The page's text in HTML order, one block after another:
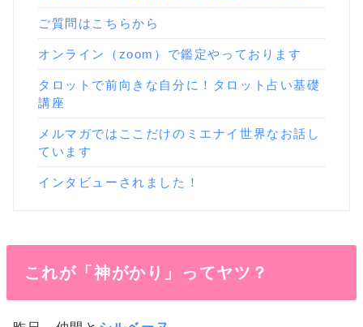
ご質問はこちらから
オンライン（zoom）で鑑定やっております
タロットで前向きな自分に！タロット占い基礎
講座
メルマガではここだけのミエナイ世界なお話し
ています
インタビューされました！
これが「神がかり」ってヤツ？